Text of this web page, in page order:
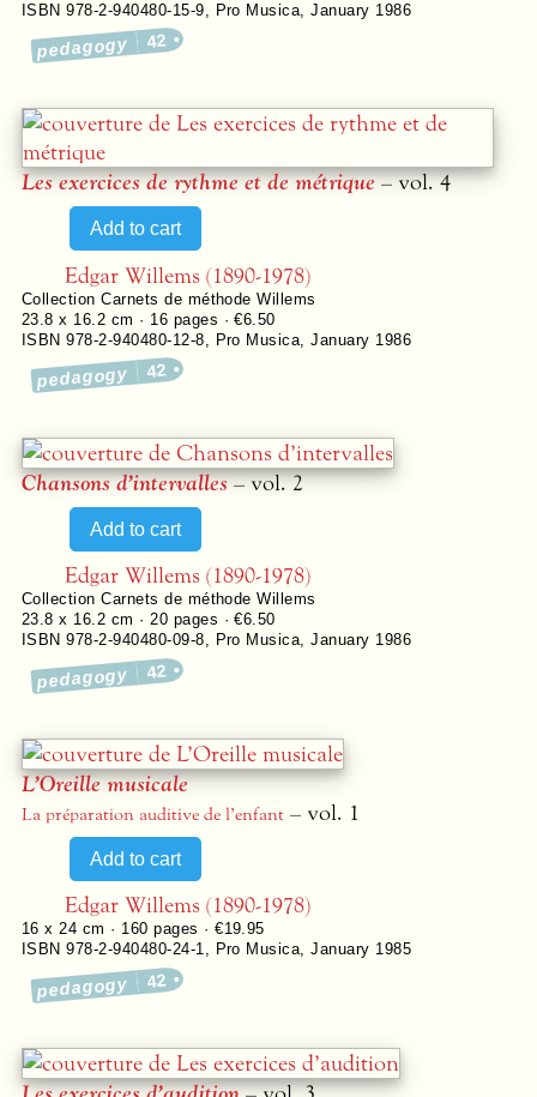
ISBN 978-2-940480-15-9
Pro Musica ,January 1986
pedagogy 42
Les exercices de rythme et de métrique– vol. 4
Edgar Willems (1890-1978)
Collection Carnets de méthode Willems
23.8 x 16.2 cm · 16 pages ·€6.50
ISBN 978-2-940480-12-8
Pro Musica ,January 1986
pedagogy 42
Chansons d’intervalles– vol. 2
Edgar Willems (1890-1978)
Collection Carnets de méthode Willems
23.8 x 16.2 cm ·20 pages ·€6.50
ISBN 978-2-940480-09-8, Pro Musica,January 1986
pedagogy 42
L’Oreille musicale
La préparation auditive de l’enfant – vol. 1
Edgar Willems (1890-1978)
16 x 24 cm · 160 pages ·€19.95
ISBN 978-2-940480-24-1, Pro Musica,January 1985
pedagogy 42